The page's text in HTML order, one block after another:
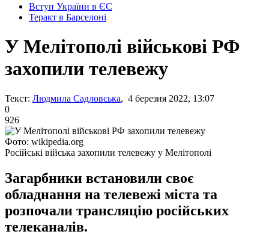
Вступ України в ЄС
Теракт в Барселоні
У Мелітополі військові РФ
захопили телевежу
Текст: Людмила Садловська, 4 березня 2022, 13:07
0
926
Фото: wikipedia.org
Російські війська захопили телевежу у Мелітополі
Загарбники встановили своє
обладнання на телевежі міста та
розпочали трансляцію російських
телеканалів.